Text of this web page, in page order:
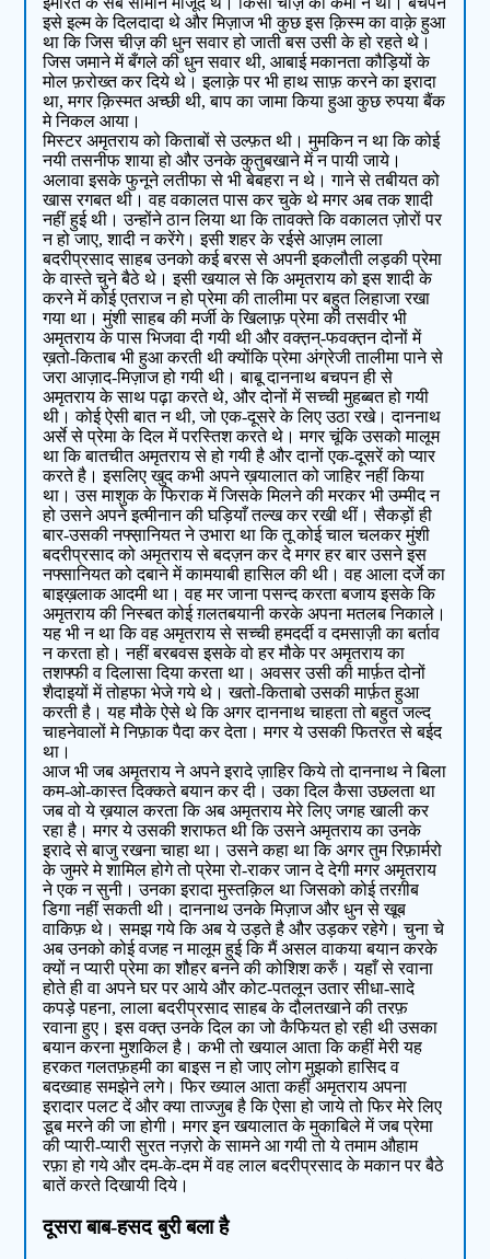
इसे इल्म के दिलदादा थे और मिज़ाज भी कुछ इस क़िस्म का वाक़े हुआ
था कि जिस चीज़ की धुन सवार हो जाती बस उसी के हो रहते थे।
जिस जमाने में बँगले की धुन सवार थी, आबाई मकानता कौड़ियों के
मोल फ़रोख्त कर दिये थे। इलाक़े पर भी हाथ साफ़ करने का इरादा
था, मगर क़िस्मत अच्छी थी, बाप का जामा किया हुआ कुछ रुपया बैंक
मे निकल आया।
मिस्टर अमृतराय को किताबों से उल्फ़त थी। मुमकिन न था कि कोई
नयी तसनीफ शाया हो और उनके कुतुबखाने में न पायी जाये।
अलावा इसके फुनूने लतीफा से भी बेबहरा न थे। गाने से तबीयत को
खास रगबत थी। वह वकालत पास कर चुके थे मगर अब तक शादी
नहीं हुई थी। उन्होंने ठान लिया था कि तावक्ते कि वकालत ज़ोरों पर
न हो जाए, शादी न करेंगे। इसी शहर के रईसे आज़म लाला
बदरीप्रसाद साहब उनको कई बरस से अपनी इकलौती लड़की प्रेमा
के वास्ते चुने बैठे थे। इसी खयाल से कि अमृतराय को इस शादी के
करने में कोई एतराज न हो प्रेमा की तालीमा पर बहुत लिहाजा रखा
गया था। मुंशी साहब की मर्जी के खिलाफ़ प्रेमा की तसवीर भी
अमृतराय के पास भिजवा दी गयी थी और वक्त़न्-फवक्त़न दोनों में
ख़तो-किताब भी हुआ करती थी क्योंकि प्रेमा अंग्रेजी तालीमा पाने से
जरा आज़ाद-मिज़ाज हो गयी थी। बाबू दाननाथ बचपन ही से
अमृतराय के साथ पढ़ा करते थे, और दोनों में सच्ची मुहब्बत हो गयी
थी। कोई ऐसी बात न थी, जो एक-दूसरे के लिए उठा रखे। दाननाथ
अर्से से प्रेमा के दिल में परस्तिश करते थे। मगर चूंकि उसको मालूम
था कि बातचीत अमृतराय से हो गयी है और दानों एक-दूसरें को प्यार
करते है। इसलिए खुद कभी अपने ख़यालात को जाहिर नहीं किया
था। उस माशुक के फिराक में जिसके मिलने की मरकर भी उम्मीद न
हो उसने अपने इत्मीनान की घड़ियाँ तल्ख कर रखी थीं। सैकड़ों ही
बार-उसकी नफ्स़ानियत ने उभारा था कि तू कोई चाल चलकर मुंशी
बदरीप्रसाद को अमृतराय से बदज़न कर दे मगर हर बार उसने इस
नफ्सानियत को दबाने में कामयाबी हासिल की थी। वह आला दर्जे का
बाइख़लाक आदमी था। वह मर जाना पसन्द करता बजाय इसके कि
अमृतराय की निस्बत कोई ग़लतबयानी करके अपना मतलब निकाले।
यह भी न था कि वह अमृतराय से सच्ची हमदर्दी व दमसाज़ी का बर्ताव
न करता हो। नहीं बरबवस इसके वो हर मौके पर अमृतराय का
तशफ्फी व दिलासा दिया करता था। अवसर उसी की मार्फ़त दोनों
शैदाइयों में तोहफा भेजे गये थे। खतो-किताबो उसकी मार्फ़त हुआ
करती है। यह मौके ऐसे थे कि अगर दाननाथ चाहता तो बहुत जल्द
चाहनेवालों मे निफ़ाक पैदा कर देता। मगर ये उसकी फितरत से बईद
था।
आज भी जब अमृतराय ने अपने इरादे ज़ाहिर किये तो दाननाथ ने बिला
कम-ओ-कास्त दिक्कते बयान कर दी। उका दिल कैसा उछलता था
जब वो ये ख़याल करता कि अब अमृतराय मेरे लिए जगह खाली कर
रहा है। मगर ये उसकी शराफत थी कि उसने अमृतराय का उनके
इरादे से बाजु रखना चाहा था। उसने कहा था कि अगर तुम रिफ़ार्मरो
के जुमरे मे शामिल होगे तो प्रेमा रो-राकर जान दे देगी मगर अमृतराय
ने एक न सुनी। उनका इरादा मुस्तक़िल था जिसको कोई तरग़ीब
डिगा नहीं सकती थी। दाननाथ उनके मिज़ाज और धुन से खूब
वाकिफ़ थे। समझ गये कि अब ये उड़ते है और उड़कर रहेगे। चुना चे
अब उनको कोई वजह न मालूम हुई कि मैं असल वाकया बयान करके
क्यों न प्यारी प्रेमा का शौहर बनने की कोशिश करुँ। यहाँ से रवाना
होते ही वा अपने घर पर आये और कोट-पतलून उतार सीधा-सादे
कपड़े पहना, लाला बदरीप्रसाद साहब के दौलतखाने की तरफ़
रवाना हुए। इस वक्त़ उनके दिल का जो कैफियत हो रही थी उसका
बयान करना मुशकिल है। कभी तो खयाल आता कि कहीं मेरी यह
हरकत गलतफ़हमी का बाइस न हो जाए लोग मुझको हासिद व
बदख्वाह समझेने लगे। फिर ख्याल आता कहीं अमृतराय अपना
इरादार पलट दें और क्या ताज्जुब है कि ऐसा हो जाये तो फिर मेरे लिए
डूब मरने की जा होगी। मगर इन खयालात के मुकाबिले में जब प्रेमा
की प्यारी-प्यारी सुरत नज़रो के सामने आ गयी तो ये तमाम औहाम
रफ़ा हो गये और दम-के-दम में वह लाल बदरीप्रसाद के मकान पर बैठे
बातें करते दिखायी दिये।
दूसरा बाब-हसद बुरी बला है